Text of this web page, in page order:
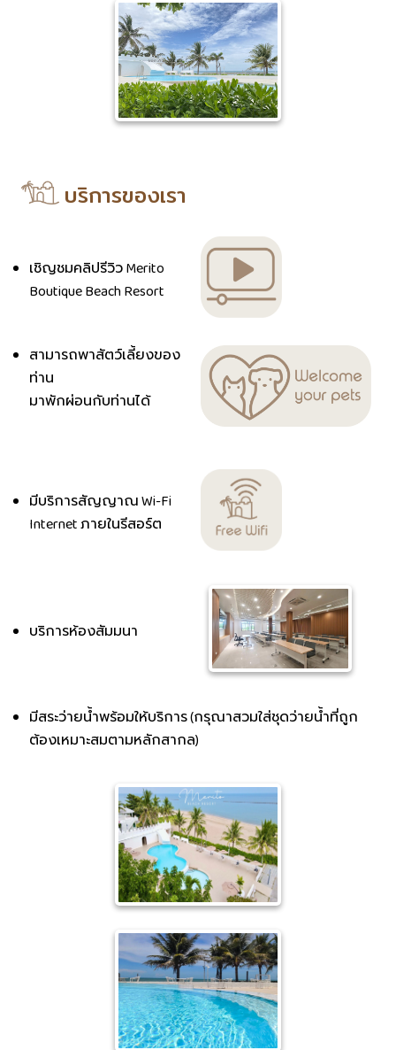
บริการของเรา
เชิญชมคลิปรีวิว Merito
Boutique Beach Resort
สามารถพาสัตว์เลี้ยงของ
ท่าน
มาพักผ่อนกับท่านได้
มีบริการสัญญาณ Wi-Fi
Internet ภายในรีสอร์ต
บริการห้องสัมมนา
มีสระว่ายน้ำพร้อมให้บริการ (กรุณาสวมใส่ชุดว่ายน้ำที่ถูก
ต้องเหมาะสมตามหลักสากล)